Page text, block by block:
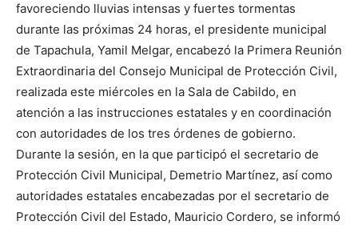
favoreciendo lluvias intensas y fuertes tormentas
durante las próximas 24 horas, el presidente municipal
de Tapachula, Yamil Melgar, encabezó la Primera Reunión
Extraordinaria del Consejo Municipal de Protección Civil,
realizada este miércoles en la Sala de Cabildo, en
atención a las instrucciones estatales y en coordinación
con autoridades de los tres órdenes de gobierno.
Durante la sesión, en la que participó el secretario de
Protección Civil Municipal, Demetrio Martínez, así como
autoridades estatales encabezadas por el secretario de
Protección Civil del Estado, Mauricio Cordero, se informó